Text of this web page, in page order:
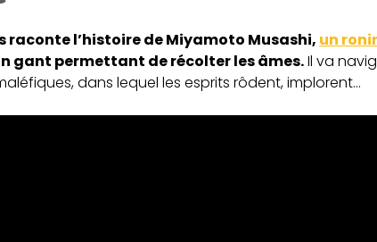
raconte l’histoire de Miyamoto Musashi, un
gant permettant de récolter les âmes.Il va
dans lequel les esprits rôdent, implorent…